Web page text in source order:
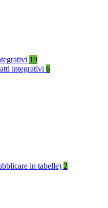
19
integrativi 6
in tabelle) 2